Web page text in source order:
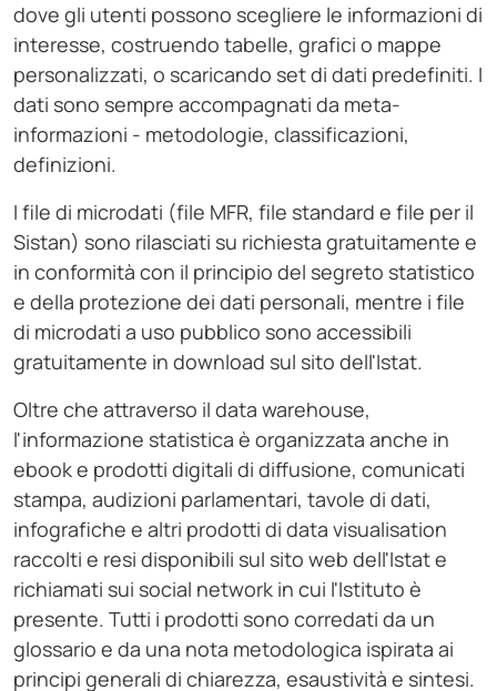
dove gli utenti possono scegliere le informazioni di
interesse, costruendo tabelle, grafici o mappe
personalizzati, o scaricando set di dati predefiniti. I
dati sono sempre accompagnati da meta-
informazioni - metodologie, classificazioni,
definizioni.
I file di microdati (file MFR, file standard e file per il
Sistan) sono rilasciati su richiesta gratuitamente e
in conformità con il principio del segreto statistico
e della protezione dei dati personali, mentre i file
di microdati a uso pubblico sono accessibili
gratuitamente in download sul sito dell'Istat.
Oltre che attraverso il data warehouse,
l'informazione statistica è organizzata anche in
ebook e prodotti digitali di diffusione, comunicati
stampa, audizioni parlamentari, tavole di dati,
infografiche e altri prodotti di data visualisation
raccolti e resi disponibili sul sito web dell'Istat e
richiamati sui social network in cui l'Istituto è
presente. Tutti i prodotti sono corredati da un
glossario e da una nota metodologica ispirata ai
principi generali di chiarezza, esaustività e sintesi.